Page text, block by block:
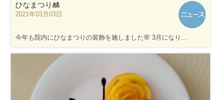
ひなまつり🎎
2021年03月03日
今年も院内にひなまつりの装飾を施しました🌸 3月になり...